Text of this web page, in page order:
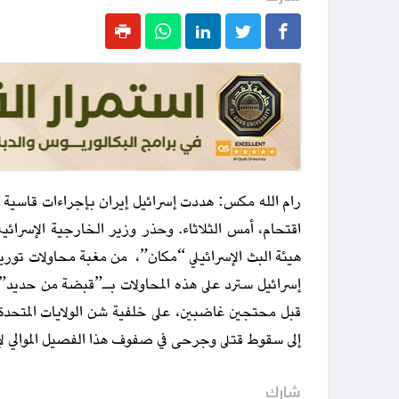
رام الله مكس: هددت إسرائيل إيران بإجراءات قاسية
اقتحام، أمس الثلاثاء. وحذر وزير الخارجية
هيئة البث الإسرائيلي “مكان”، من مغبة محاولات
إسرائيل سترد على هذه المحاولات بـ”قبضة من
قبل محتجين غاضبين، على خلفية شن الولايات
إلى سقوط قتلى وجرحى في صفوف هذا الفصيل الموالي
شارك